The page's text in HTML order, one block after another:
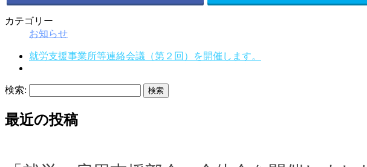
カテゴリー
お知らせ
就労支援事業所等連絡会議（第２回）を開催します。
検索:
最近の投稿